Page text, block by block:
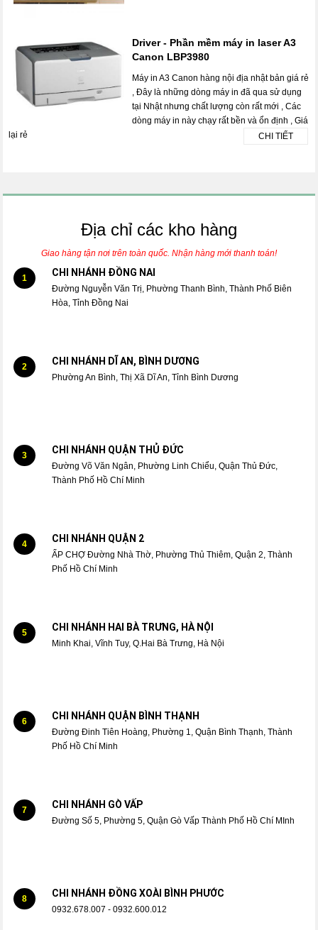
Driver - Phần mềm máy in laser A3
Canon LBP3980
Máy in A3 Canon hàng nội địa nhật bản giá rẻ
, Đây là những dòng máy in đã qua sử dụng
tại Nhật nhưng chất lượng còn rất mới , Các
dòng máy in này chạy rất bền và ổn định , Giá
lại rẻ
CHI TIẾT
Địa chỉ các kho hàng
Giao hàng tận nơi trên toàn quốc. Nhận hàng mới thanh toán!
1 CHI NHÁNH ĐỒNG NAI
Đường Nguyễn Văn Trị, Phường Thanh Bình, Thành Phố Biên
Hòa, Tỉnh Đồng Nai
2 CHI NHÁNH DĨ AN, BÌNH DƯƠNG
Phường An Bình, Thị Xã Dĩ An, Tỉnh Bình Dương
3 CHI NHÁNH QUẬN THỦ ĐỨC
Đường Võ Văn Ngân, Phường Linh Chiểu, Quận Thủ Đức,
Thành Phố Hồ Chí Minh
4 CHI NHÁNH QUẬN 2
ẤP CHỢ Đường Nhà Thờ, Phường Thủ Thiêm, Quận 2, Thành
Phố Hồ Chí Minh
5 CHI NHÁNH HAI BÀ TRƯNG, HÀ NỘI
Minh Khai, Vĩnh Tuy, Q.Hai Bà Trưng, Hà Nội
6 CHI NHÁNH QUẬN BÌNH THẠNH
Đường Đinh Tiên Hoàng, Phường 1, Quận Bình Thạnh, Thành
Phố Hồ Chí Minh
7 CHI NHÁNH GÒ VẤP
Đường Số 5, Phường 5, Quận Gò Vấp Thành Phố Hồ Chí MInh
8 CHI NHÁNH ĐỒNG XOÀI BÌNH PHƯỚC
0932.678.007 - 0932.600.012